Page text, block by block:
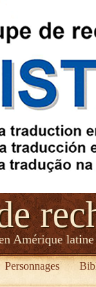
Amérique latine
Personnages